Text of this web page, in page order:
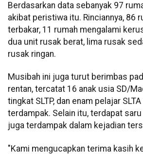
Berdasarkan data sebanyak 97
akibat peristiwa itu. Rinciannya, 86
terbakar, 11 rumah mengalami
dua unit rusak berat, lima rusak
rusak ringan.
Musibah ini juga turut berimbas
rentan, tercatat 16 anak usia SD/
tingkat SLTP, dan enam pelajar
terdampak. Selain itu, terdapat saru
juga terdampak dalam kejadian
"Kami mengucapkan terima kasih